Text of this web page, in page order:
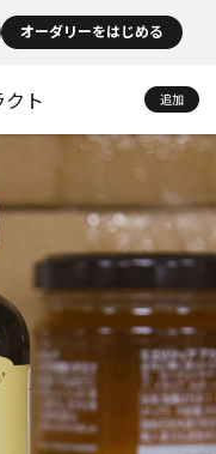
オーダリーをはじめる
ト 追加